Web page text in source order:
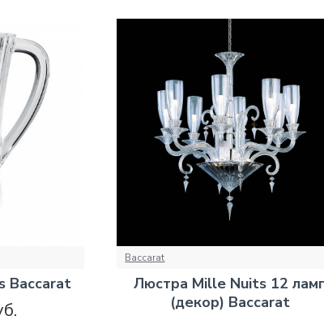
Baccarat
Baccarat
Люстра Mille Nuits 12
(декор) Baccarat